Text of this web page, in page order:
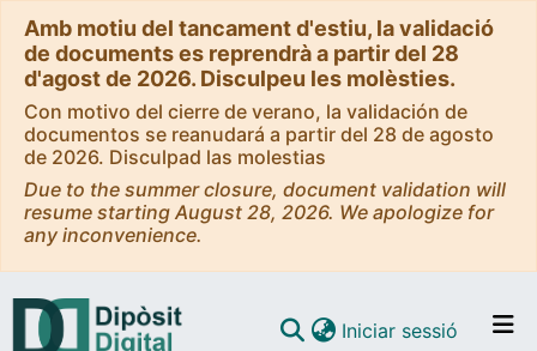
Amb motiu del tancament d'estiu, la validació
de documents es reprendrà a partir del 28
d'agost de 2026. Disculpeu les molèsties.
Con motivo del cierre de verano, la validación de
documentos se reanudará a partir del 28 de agosto
de 2026. Disculpad las molestias
Due to the summer closure, document validation will
resume starting August 28, 2026. We apologize for
any inconvenience.
Iniciar sessió (current)